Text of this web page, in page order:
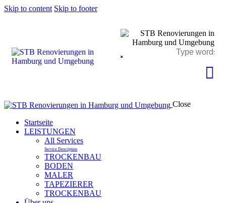
Skip to content Skip to footer
Close
Startseite
LEISTUNGEN
All Services
Service Description
TROCKENBAU
BODEN
MALER
TAPEZIERER
TROCKENBAU